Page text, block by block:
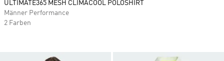
ULTIMATE365 MESH CLIMACOOL POLOSHIRT
Männer Performance
2 Farben